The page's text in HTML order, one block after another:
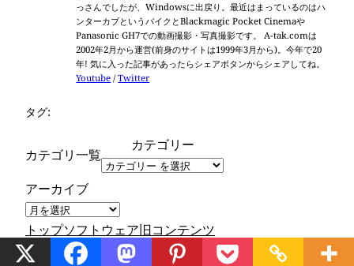
っさんでしたが、Windowsに出戻り。最近はまっているのはハ
ンターカブというバイクとBlackmagic Pocket Cinemaや
Panasonic GH7での動画撮影・写真撮影です。 A-tak.comは
2002年2月から運営(前身のサイトは1999年3月から)。今年で20
年! 気に入った記事があったらシェアボタンからシェアしてね。
Youtube /Twitter
タグ:
カテゴリ一覧
カテゴリー
アーカイブ
トップソフトウェア旧コンテンツ